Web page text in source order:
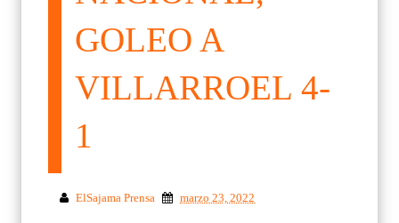
GOLEO A
VILLARROEL 4-
1
ElSajama Prensa marzo 23, 2022